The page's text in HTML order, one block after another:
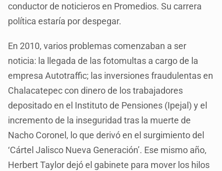
conductor de noticieros en Promedios. Su carrera
política estaría por despegar.
En 2010, varios problemas comenzaban a ser
noticia: la llegada de las fotomultas a cargo de la
empresa Autotraffic; las inversiones fraudulentas en
Chalacatepec con dinero de los trabajadores
depositado en el Instituto de Pensiones (Ipejal) y el
incremento de la inseguridad tras la muerte de
Nacho Coronel, lo que derivó en el surgimiento del
‘Cártel Jalisco Nueva Generación’. Ese mismo año,
Herbert Taylor dejó el gabinete para mover los hilos